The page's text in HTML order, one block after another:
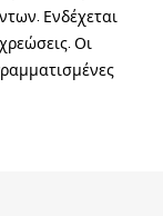
Ενδέχεται
Οι